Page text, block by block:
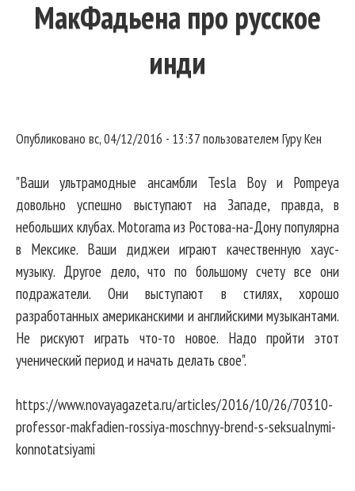
МакФадьена про русское
инди
Опубликовано вс, 04/12/2016 - 13:37пользователем Гуру Кен
"Ваши ультрамодные ансамбли Tesla Boy и Pompeya
довольно успешно выступают на Западе, правда, в
небольших клубах. Motorama из Ростова-на-Дону популярна
в Мексике. Ваши диджеи играют качественную хаус-
музыку. Другое дело, что по большому счету все они
подражатели. Они выступают в стилях, хорошо
разработанных американскими и английскими музыкантами.
Не рискуют играть что-то новое. Надо пройти этот
ученический период и начать делать свое".
https://www.novayagazeta.ru/articles/2016/10/26/70310-
professor-makfadien-rossiya-moschnyy-brend-s-seksualnymi-
konnotatsiyami